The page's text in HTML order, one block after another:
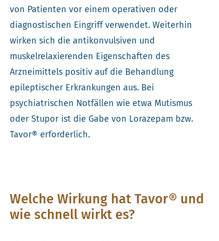
von Patienten vor einem operativen oder
diagnostischen Eingriff verwendet. Weiterhin
wirken sich die antikonvulsiven und
muskelrelaxierenden Eigenschaften des
Arzneimittels positiv auf die Behandlung
epileptischer Erkrankungen aus. Bei
psychiatrischen Notfällen wie etwa Mutismus
oder Stupor ist die Gabe von Lorazepam bzw.
Tavor® erforderlich.
Welche Wirkung hat Tavor® und
wie schnell wirkt es?